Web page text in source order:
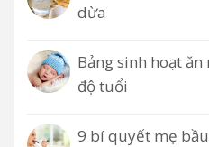
dừa
Bảng sinh hoạt ăn
độ tuổi
9 bí quyết mẹ